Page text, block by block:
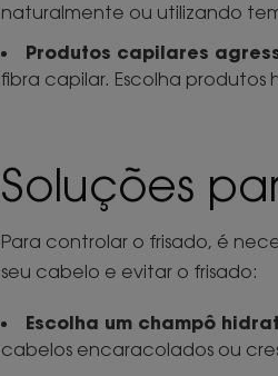
naturalmente ou utilizando
Produtos capilares
fibra capilar. Escolha
Soluções
Para controlar o frisado, é
seu cabelo e evitar o frisado:
Escolha um champô
cabelos encaracolados ou